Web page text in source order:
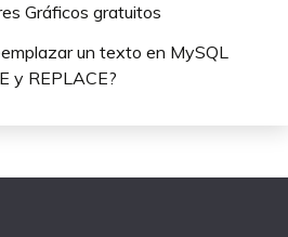
Gráficos gratuitos
un texto en MySQL
y REPLACE?